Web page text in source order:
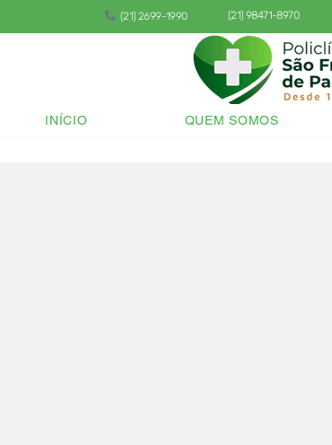
(21) 2699-1990 (21) 98471-8970
INÍCIO QUEM SOMOS